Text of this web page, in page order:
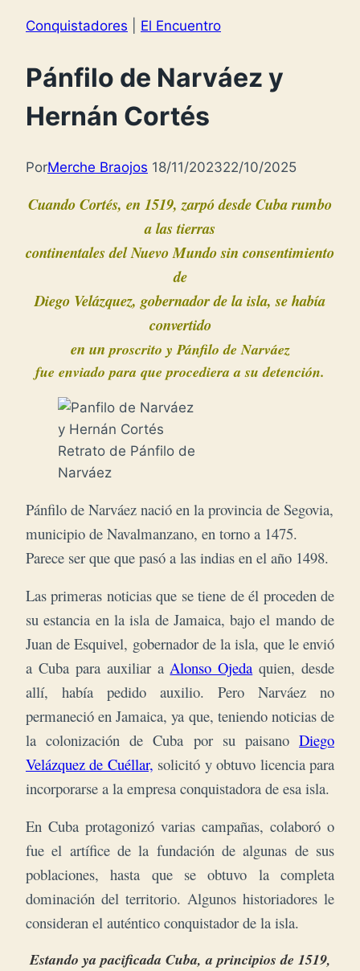
Conquistadores El Encuentro
Pánfilo de Narváez y
Hernán Cortés
PorMerche Braojos 18/11/202322/10/2025
Cuando Cortés, en 1519, zarpó desde Cuba rumbo
a las tierras
continentales del Nuevo Mundo sin consentimiento
de
Diego Velázquez, gobernadorde la isla, se había
convertido
en unproscrito y Pánfilo deNarváez
fue enviado para que procediera a su detención.
Retrato de Pánfilo de
Narváez
Pánfilo de Narváez nació en la provincia de Segovia,
municipio de Navalmanzano, en torno a 1475.
Parece ser que que pasó a las indias en el año 1498.
Las primeras noticias que se tiene de él proceden de
su estancia en la isla de Jamaica, bajo el mando de
Juan de Esquivel, gobernador de la isla, que le envió
a Cuba para auxiliar aAlonso Ojeda quien, desde
allí, había pedido auxilio. Pero Narváez no
permaneció en Jamaica, ya que, teniendo noticias de
la colonización de Cuba por su paisano Diego
Velázquez de Cuéllar, solicitó y obtuvo licencia para
incorporarse a la empresa conquistadora de esa isla.
En Cuba protagonizó varias campañas, colaboró o
fue el artífice de la fundación de algunas de sus
poblaciones, hasta que se obtuvo la completa
dominación del territorio. Algunos historiadores le
consideran el auténtico conquistador de la isla.
Estando ya pacificada Cuba, a principios de 1519,